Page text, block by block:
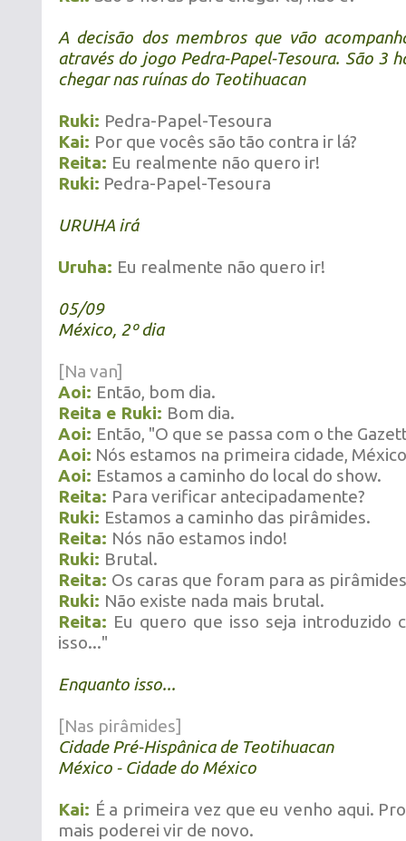
A decisão dos membros que vão
através do jogo Pedra-Papel-Tesoura. São 3
chegar nas ruínas do Teotihuacan
Ruki: Pedra-Papel-Tesoura
Kai: Por que vocês são tão contra ir lá?
Reita: Eu realmente não quero ir!
Ruki: Pedra-Papel-Tesoura
URUHA irá
Uruha: Eu realmente não quero ir!
05/09
México, 2º dia
[Na van]
Aoi: Então, bom dia.
Reita e Ruki: Bom dia.
Aoi: Então, "O que se passa com o the
Aoi: Nós estamos na primeira cidade,
Aoi: Estamos a caminho do local do show.
Reita: Para verificar antecipadamente?
Ruki: Estamos a caminho das pirâmides.
Reita: Nós não estamos indo!
Ruki: Brutal.
Reita: Os caras que foram para as
Ruki: Não existe nada mais brutal.
Reita: Eu quero que isso seja introduzido
isso..."
Enquanto isso...
[Nas pirâmides]
Cidade Pré-Hispânica de Teotihuacan
México - Cidade do México
Kai: É a primeira vez que eu venho aqui.
mais poderei vir de novo.